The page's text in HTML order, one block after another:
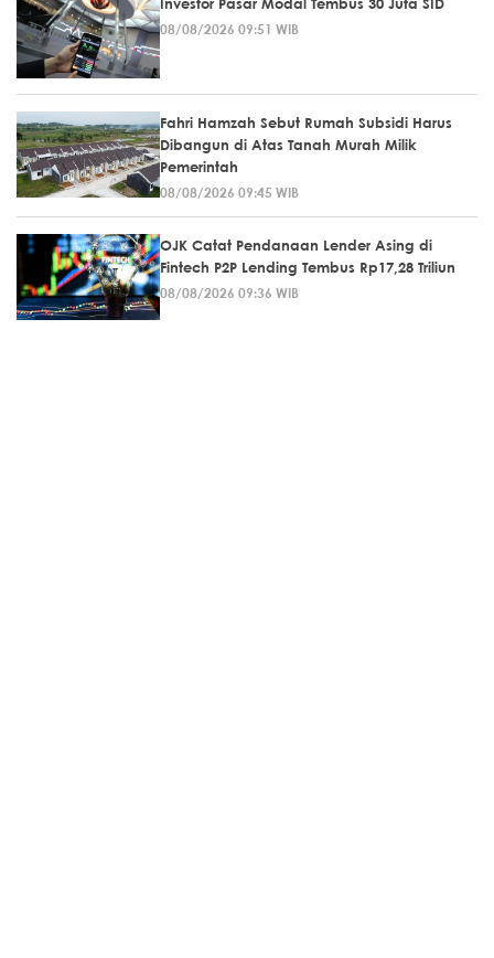
Investor Pasar Modal Tembus 30 Juta SID
08/08/2026 09:51 WIB
Fahri Hamzah Sebut Rumah Subsidi Harus
Dibangun di Atas Tanah Murah Milik
Pemerintah
08/08/2026 09:45 WIB
OJK Catat Pendanaan Lender Asing di
Fintech P2P Lending Tembus Rp17,28 Triliun
08/08/2026 09:36 WIB